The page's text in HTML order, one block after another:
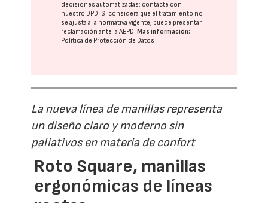
decisiones automatizadas: contacte con
nuestro DPD. Si considera que el tratamiento no
se ajusta a la normativa vigente, puede presentar
reclamación ante laAEPD.Más información:
Política de Protección de Datos
La nueva línea de manillas representa
un diseño claro y moderno sin
paliativos en materia de confort
Roto Square, manillas
ergonómicas de líneas